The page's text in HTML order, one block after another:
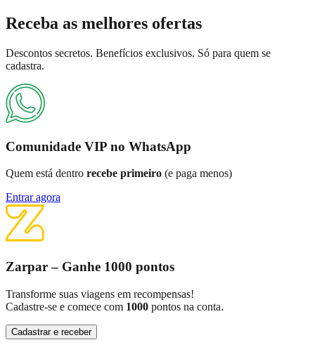
Receba as melhores ofertas
Descontos secretos. Benefícios exclusivos. Só para quem se
cadastra.
Comunidade VIP no WhatsApp
Quem está dentro recebe primeiro (e paga menos)
Entrar agora
Zarpar – Ganhe 1000 pontos
Transforme suas viagens em recompensas!
Cadastre-se e comece com 1000 pontos na conta.
Cadastrar e receber